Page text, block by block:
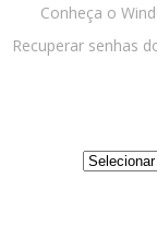
Conheça o
Recuperar senhas